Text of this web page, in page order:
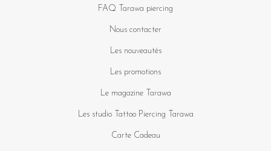
FAQ Tarawa piercing
Nous contacter
Les nouveautés
Les promotions
Le magazine Tarawa
Les studio Tattoo Piercing Tarawa
Carte Cadeau